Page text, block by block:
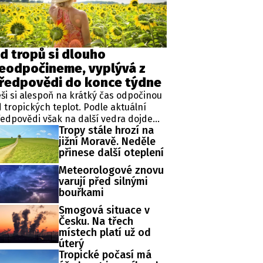
fotografie, videa?
tropů si dlouho
vyplývá z
do konce týdne
si alespoň na krátký čas odpočinou
tropických teplot. Podle aktuální
však na další vedra dojde
během probíhajícího týdne.
maxima budou šplhat výrazně
30 stupňů.
Tropy stále hrozí na
jižní Moravě. Neděle
přinese další oteplení
Meteorologové znovu
varují před silnými
bouřkami
Smogová situace v
Česku. Na třech
místech platí už od
úterý
Tropické počasí má